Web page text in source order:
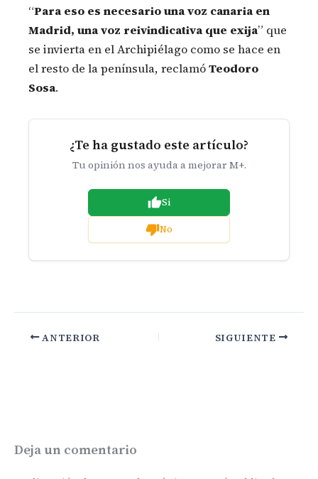
“Para eso es necesario una voz canaria en
Madrid, una voz reivindicativa que exija” que
se invierta en el Archipiélago como se hace en
el resto de la península, reclamóTeodoro
Sosa.
¿Te ha gustado este artículo?
Tu opinión nos ayuda a mejorar M+.
Si
No
ANTERIOR SIGUIENTE
Deja un comentario